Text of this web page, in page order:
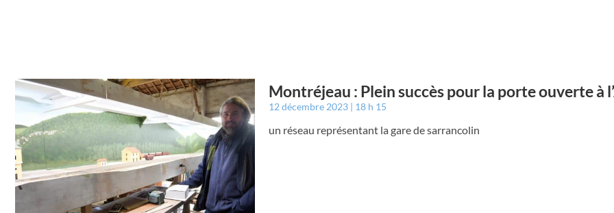
Montréjeau : Plein succès pour la porte ouverte à
12 décembre 2023 18 h 15
un réseau représentant la gare de sarrancolin